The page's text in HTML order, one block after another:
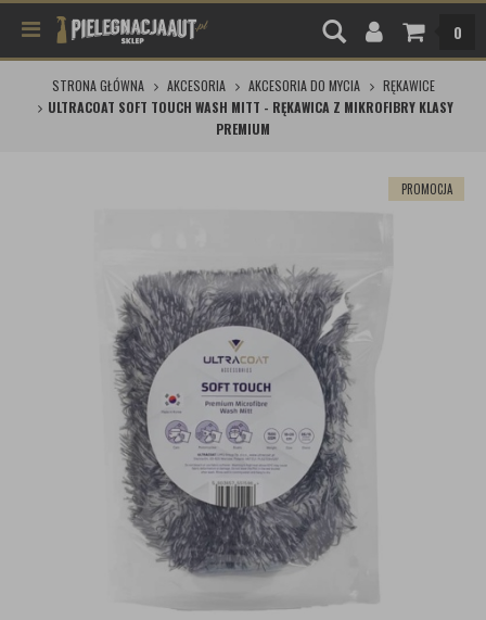
0
STRONA GŁÓWNA AKCESORIA AKCESORIA DO MYCIA
RĘKAWICE
ULTRACOAT SOFT TOUCH WASH MITT - RĘKAWICA Z MIKROFIBRY KLASY
PREMIUM
PROMOCJA